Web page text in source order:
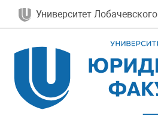
Университет Лобачевского